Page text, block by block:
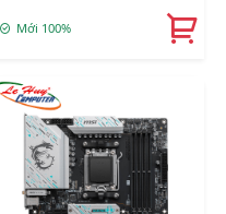
Mới 100%